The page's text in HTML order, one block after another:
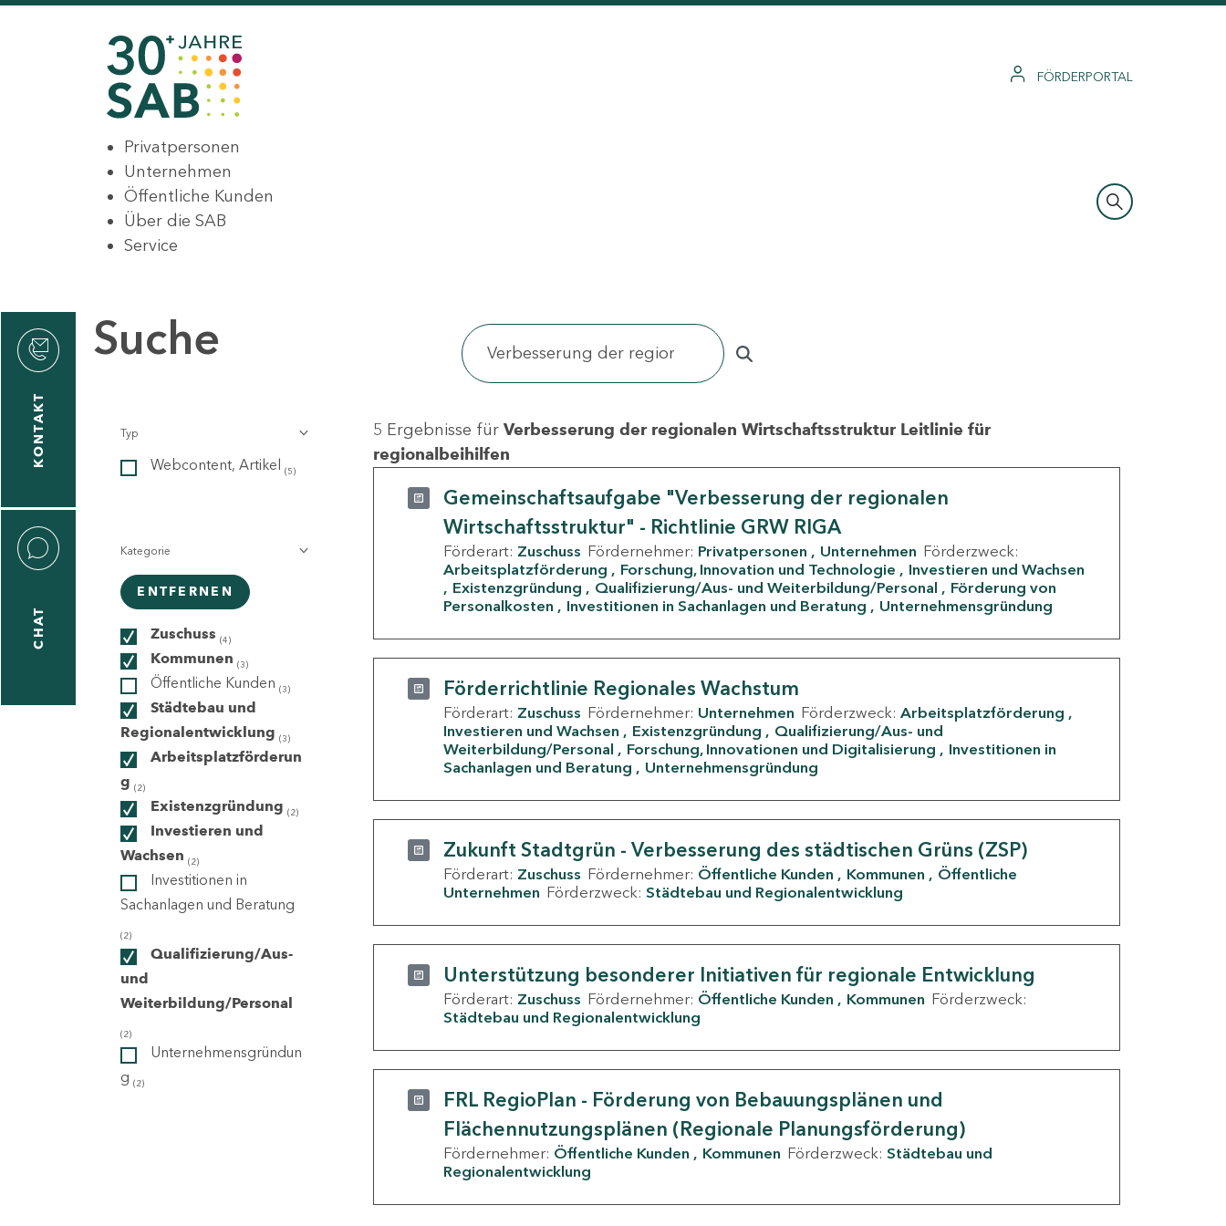
FÖRDERPORTAL
Privatpersonen
Unternehmen
Öffentliche Kunden
Über die SAB
Service
KONTAKT
CHAT
Suche
Typ
Webcontent, Artikel (5)
Kategorie
ENTFERNEN
Zuschuss (4)
Kommunen (3)
Öffentliche Kunden (3)
Städtebau und
Regionalentwicklung (3)
Arbeitsplatzförderun
g (2)
Existenzgründung (2)
Investieren und
Wachsen (2)
Investitionen in
Sachanlagen und Beratung
(2)
Qualifizierung/Aus-
und
Weiterbildung/Personal
(2)
Unternehmensgründun
g (2)
5 Ergebnisse für Verbesserung der regionalen Wirtschaftsstruktur Leitlinie für
regionalbeihilfen
Gemeinschaftsaufgabe "Verbesserung der regionalen
Wirtschaftsstruktur" - Richtlinie GRW RIGA
Förderart: Zuschuss Fördernehmer: Privatpersonen Unternehmen Förderzweck:
Arbeitsplatzförderung
Forschung, Innovation und Technologie
Investieren und Wachsen
Existenzgründung
Qualifizierung/Aus- und Weiterbildung/Personal
Förderung von
Personalkosten
Investitionen in Sachanlagen und Beratung Unternehmensgründung
Förderrichtlinie Regionales Wachstum
Förderart: Zuschuss Fördernehmer: Unternehmen Förderzweck: Arbeitsplatzförderung
Investieren und Wachsen
Existenzgründung
Qualifizierung/Aus- und
Weiterbildung/Personal
Forschung, Innovationen und Digitalisierung
Investitionen in
Sachanlagen und Beratung
Unternehmensgründung
Zukunft Stadtgrün - Verbesserung des städtischen Grüns (ZSP)
Förderart: Zuschuss Fördernehmer: Öffentliche Kunden Kommunen
Öffentliche
Unternehmen Förderzweck: Städtebau und Regionalentwicklung
Unterstützung besonderer Initiativen für regionale Entwicklung
Förderart: Zuschuss Fördernehmer: Öffentliche Kunden Kommunen Förderzweck:
Städtebau und Regionalentwicklung
FRL RegioPlan - Förderung von Bebauungsplänen und
Flächennutzungsplänen (Regionale Planungsförderung)
Fördernehmer: Öffentliche Kunden Kommunen Förderzweck: Städtebau und
Regionalentwicklung